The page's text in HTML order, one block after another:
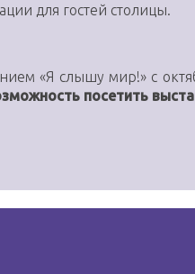
для гостей столицы.
«Я слышу мир!» с
посетить